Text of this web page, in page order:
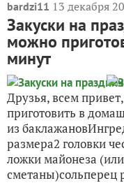
bardzi11 13 декабря
Закуски на
можно
минут
Друзья, всем
приготовить в
из
размера2 головки
ложки майонеза (или
сметаны)сольперец